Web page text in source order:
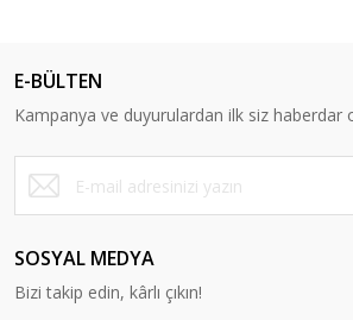
E-BÜLTEN
Kampanya ve duyurulardan ilk siz haberdar
SOSYAL MEDYA
Bizi takip edin, kârlı çıkın!